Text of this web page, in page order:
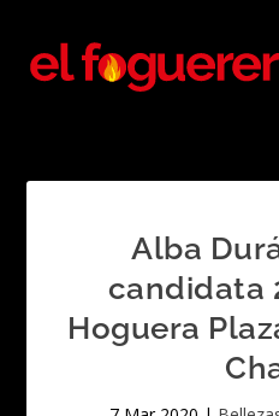
Alba
candidata
Hoguera